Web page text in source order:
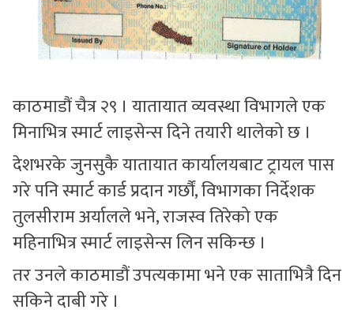
काठमाडौं चैत्र २९ । यातायात व्यवस्था विभागले एक
मिनाभित्र स्मार्ट लाइसेन्स दिने तयारी थालेको छ ।
देशभरके जुनसुकै यातायात कार्यालयबाट ट्रायल पास
गरे पनि स्मार्ट कार्ड प्रदान गर्छौं, विभागका निर्देशक
तुलसीराम अर्यालले भने, राजस्व तिरेको एक
महिनाभित्र स्मार्ट लाइसेन्स लिन सकिन्छ ।
तर उनले काठमाडौं उपत्यकामा भने एक साताभित्रै दिन
सकिने दाबी गरे ।